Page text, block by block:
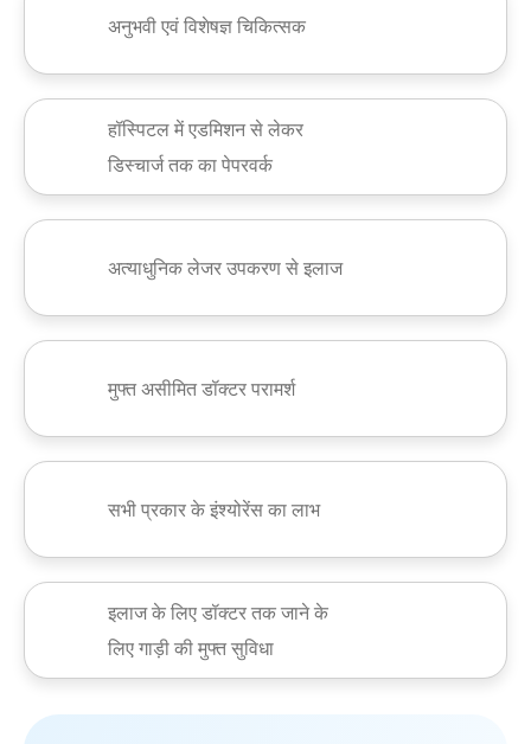
अनुभवी एवं विशेषज्ञ चिकित्सक
हॉस्पिटल में एडमिशन से लेकर
डिस्चार्ज तक का पेपरवर्क
अत्याधुनिक लेजर उपकरण से इलाज
मुफ्त असीमित डॉक्टर परामर्श
सभी प्रकार के इंश्योरेंस का लाभ
इलाज के लिए डॉक्टर तक जाने के
लिए गाड़ी की मुफ्त सुविधा